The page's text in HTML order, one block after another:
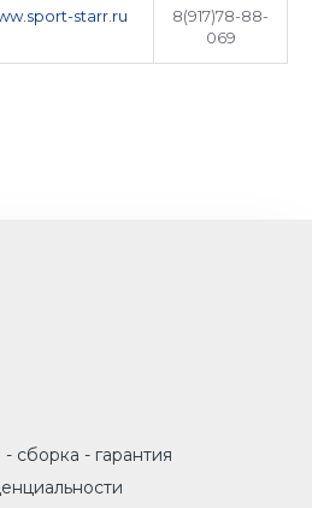
starr.ru
8(917)78-88-
069
сборка - гарантия